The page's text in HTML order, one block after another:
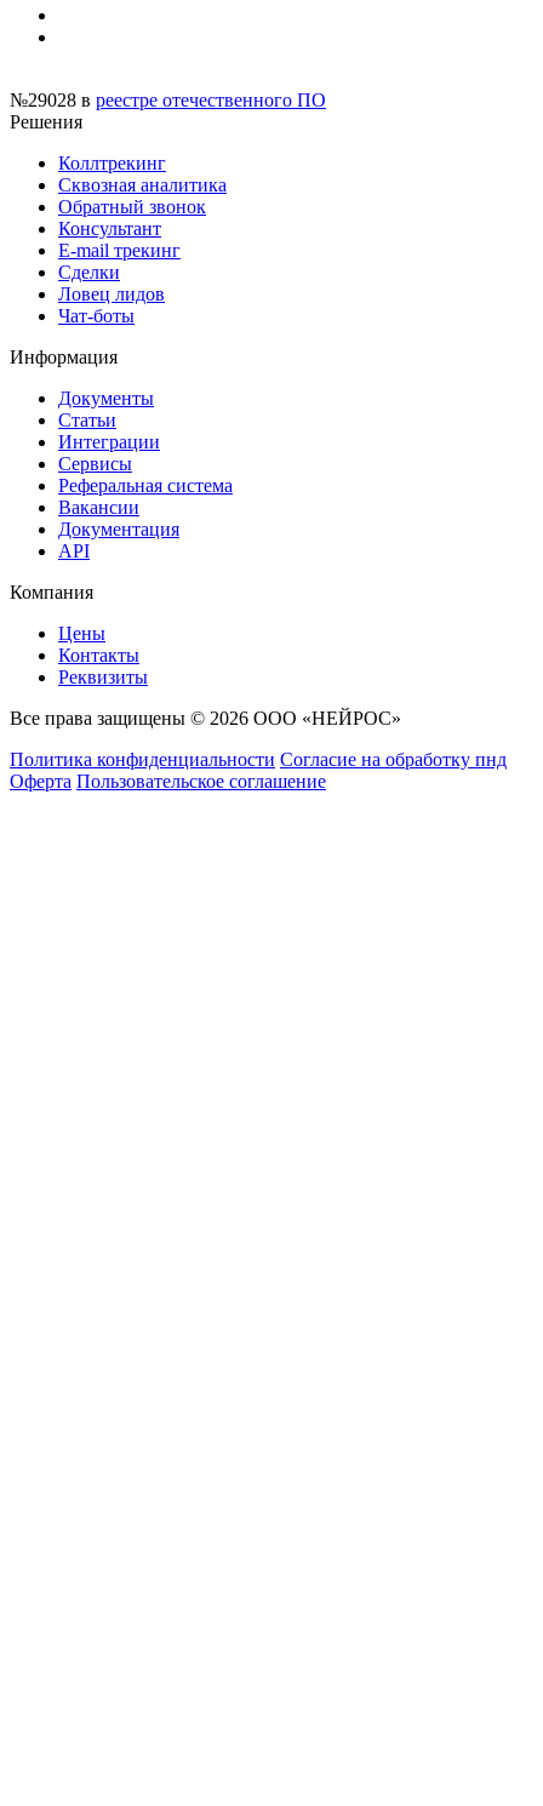
№29028 в реестре отечественного ПО
Решения
Коллтрекинг
Сквозная аналитика
Обратный звонок
Консультант
E-mail трекинг
Сделки
Ловец лидов
Чат-боты
Информация
Документы
Статьи
Интеграции
Сервисы
Реферальная система
Вакансии
Документация
API
Компания
Цены
Контакты
Реквизиты
Все права защищены © 2026 ООО «НЕЙРОС»
Политика конфиденциальности Согласие на обработку пнд
Оферта Пользовательское соглашение